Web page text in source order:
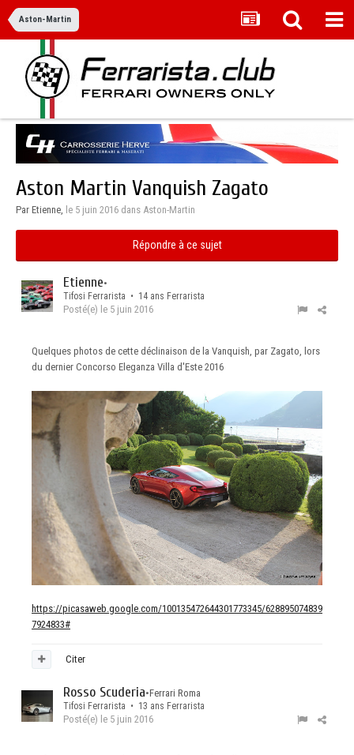
Aston-Martin
Aston Martin Vanquish Zagato
Par Etienne, le 5 juin 2016 dans Aston-Martin
Répondre à ce sujet
Etienne•
Tifosi Ferrarista • 14 ans Ferrarista
Posté(e) le 5 juin 2016
Quelques photos de cette déclinaison de la Vanquish, par Zagato, lors
du dernier Concorso Eleganza Villa d'Este 2016
https://picasaweb.google.com/100135472644301773345/628895074839
7924833#
Citer
Rosso Scuderia•Ferrari Roma
Tifosi Ferrarista • 13 ans Ferrarista
Posté(e) le 5 juin 2016